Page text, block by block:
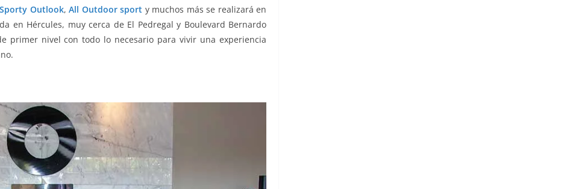
Sporty Outlook, All Outdoor sport y muchos más se realizará en
en Hércules, muy cerca de El Pedregal y Boulevard Bernardo
primer nivel con todo lo necesario para vivir una experiencia